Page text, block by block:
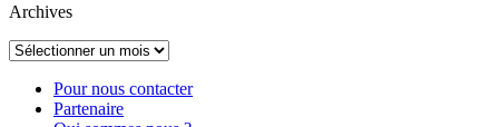
Archives
Archives
Pour nous contacter
Partenaire